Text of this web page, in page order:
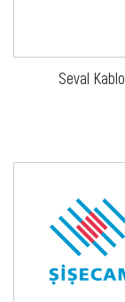
Seval Kablo